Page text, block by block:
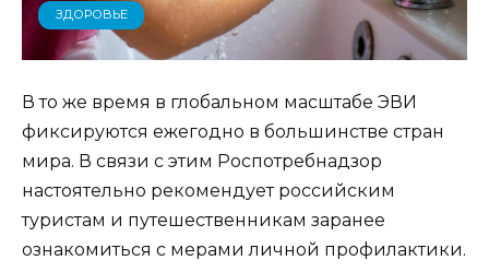
ЗДОРОВЬЕ
В то же время в глобальном масштабе ЭВИ
фиксируются ежегодно в большинстве стран
мира. В связи с этим Роспотребнадзор
настоятельно рекомендует российским
туристам и путешественникам заранее
ознакомиться с мерами личной профилактики.